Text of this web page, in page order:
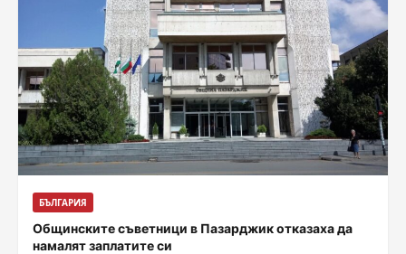
БЪЛГАРИЯ
Общинските съветници в Пазарджик отказаха да
намалят заплатите си